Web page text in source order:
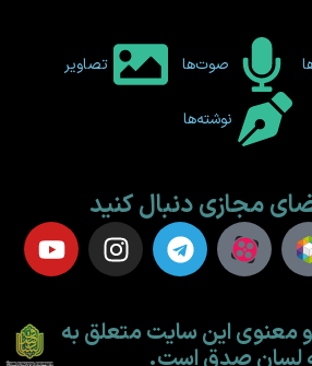
صوت‌ها تصاویر
نوشته‌ها
مجازی دنبال کنید
معنوی این سایت متعلق به